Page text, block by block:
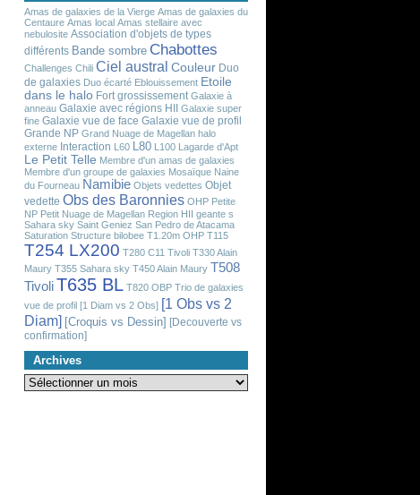
Amas de galaxies de la Vierge Amas de galaxies du
Centaure Amas local Amas stellaire avec
nebulosite Association d'objets de types
différents Bande sombre Chabottes
Challenges Chili Ciel austral Couleur Duo
de galaxies Duo écarté Eblouissement Etoile
dans le halo Fort grossissement Galaxie à
anneau Galaxie avec régions HII
Galaxie super
fine Galaxie vue de face Galaxie vue de profil
Grande NP Grand Nuage de Magellan halo
externe Interaction L60 L80 L100 Lagarde d'Apt
Le Petit Telle Membre d'un amas de galaxies
Membre d'un groupe de galaxies Mosaïque Naine
du Fourneau Namibie Objets vedettes Objet
vedette Obs des Baronnies OHP Petite
NP Petit Nuage de Magellan Region HII geante s
Sahara sky Saint Geniez San Pedro de Atacama
Saturation Structure bilobee T1.20m OHP T115
T254 LX200 T280 C11 Tivoli T330 Alain
Maury T355 Sahara sky T450 Alain Maury T508
TivoliT635 BL T820 OBP Trio de galaxies
vue de profil [1 Diam vs 2 Obs] [1 Obs vs 2
Diam] [Croquis vs Dessin] [Decouverte vs
confirmation]
Archives
Archives